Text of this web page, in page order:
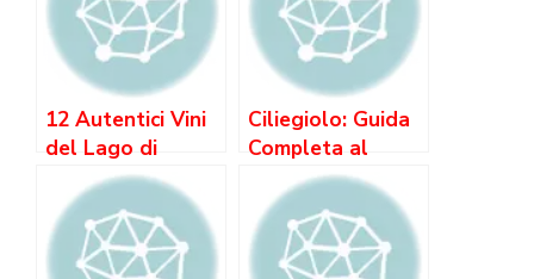
12 Autentici Vini
del Lago di
Caldaro: Un
Viaggio nel Cuore
del Trentino-Alto
Adige
Ciliegiolo: Guida
Completa al
Vitigno